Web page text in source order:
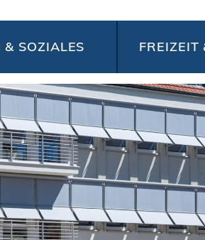
SOZIALES FREIZEIT